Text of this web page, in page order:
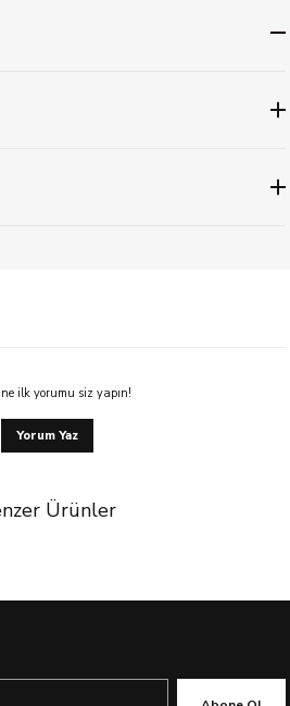
ilk yorumu siz yapın!
Yorum Yaz
Ürünler